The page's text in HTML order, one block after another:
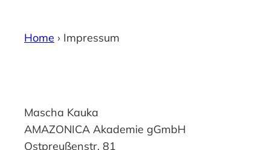
Home › Impressum
Mascha Kauka
AMAZONICA Akademie gGmbH
Ostpreußenstr. 81